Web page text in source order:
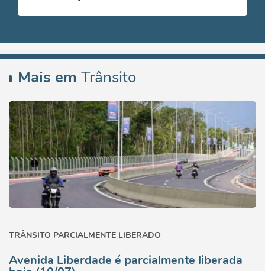
Mais em Trânsito
TRÂNSITO PARCIALMENTE LIBERADO
Avenida Liberdade é parcialmente liberada